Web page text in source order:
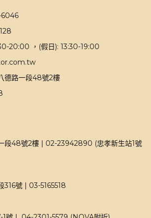
6046
20:00 ，(假日): 13:30-19:00
德路一段48號2樓
段48號2樓 | 02-23942890 (忠孝新生站1號
316號 | 03-5165518